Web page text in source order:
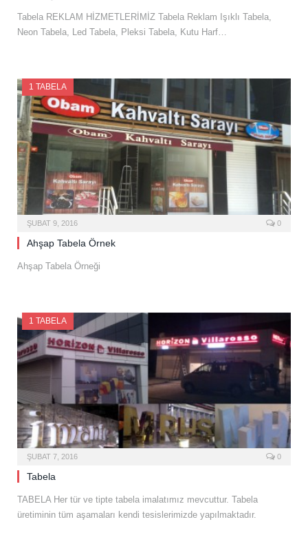
Tabela REKLAM HİZMETLERİMİZ Tabela Reklam Işıklı Tabela,
Neon Tabela, Led Tabela, Pleksi Tabela, Kutu Harf…
1 TABELA
ŞUBAT 9, 2016 0
Ahşap Tabela Örnek
Ahşap Tabela Örneği
1 TABELA
ŞUBAT 7, 2016 0
Tabela
TABELA Her tür ve tipte tabela imalatımız mevcuttur. Tabela
üretiminin tüm aşamaları kendi tesislerimizde yapılmaktadır.